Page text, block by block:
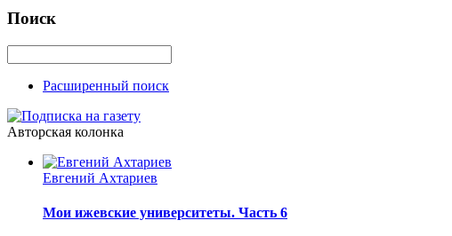
Поиск
Расширенный поиск
Авторская колонка
Евгений Ахтариев
Мои ижевские университеты. Часть 6